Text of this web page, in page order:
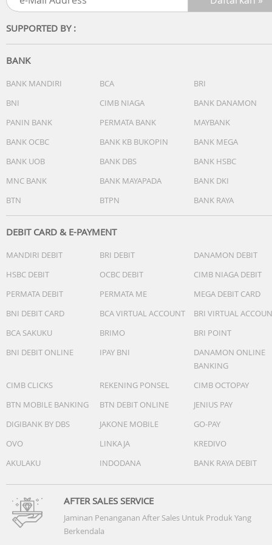
keyboard 12 bulan (1)
Tahan lama dan andal: Diciptakan demi kualitas,
Bluetooth MK250 menawarkan tombol yang tahan lama,
keyboard 12 bulan (1)
Menghemat ruang: dengan tata letak ringkas yang masih
menyertakan tombol angka, tombol panah, dan tombol F
pintasan yang praktis
Dibuat secara bertanggung jawab: Dirancang agar awet,
komponen plastik MK250 dibuat tahan lama dengan
ulang (3)(4)
Dibuat secara bertanggung jawab: Dirancang agar awet,
minimal 66% (mouse) dan 64% (keyboard) plastik daur
ulang (3)(4)
Daya tahan baterai tanpa rasa khawatir: nikmati
penggunaan setiap hari selama 12 bulan sebelum
Keyboard Logitech MK250
Terhubung secara instan, tidak memerlukan dongle
Tahan lama dan lebih aman untuk ketenangan pikiran
Pengetikan yang nyaman
Ringkas dengan numpad
Menghemat ruang, fungsionalitas penuh
Dibuat untuk ketahanan yang lama
SUPPORTED BY :
BANK
BANK MANDIRI BCA
BRI
BNI
CIMB NIAGA
BANK DANAMON
PANIN BANK
PERMATA BANK
MAYBANK
BANK OCBC
BANK KB BUKOPIN
BANK MEGA
BANK UOB
BANK DBS
BANK HSBC
MNC BANK
BANK MAYAPADA
BANK DKI
BTN
BTPN BANK RAYA
DEBIT CARD & E-PAYMENT
MANDIRI DEBIT BRI DEBIT
DANAMON DEBIT
HSBC DEBIT
OCBC DEBIT
CIMB NIAGA DEBIT
PERMATA DEBIT
PERMATA ME
MEGA DEBIT CARD
BNI DEBIT CARD
BCA VIRTUAL ACCOUNT
BRI VIRTUAL
BCA SAKUKU
BRIMO
BRI POINT
BNI DEBIT ONLINE
IPAY BNI
DANAMON ONLINE
BANKING
CIMB CLICKS
REKENING PONSEL
CIMB OCTOPAY
BTN MOBILE BANKING
BTN DEBIT ONLINE
JENIUS PAY
DIGIBANK BY DBS
JAKONE MOBILE
GO-PAY
OVO
LINKAJA
KREDIVO
AKULAKU
INDODANA BANK RAYA DEBIT
AFTER SALES SERVICE
Jaminan Penanganan After Sales Untuk Produk Yang
Berkendala